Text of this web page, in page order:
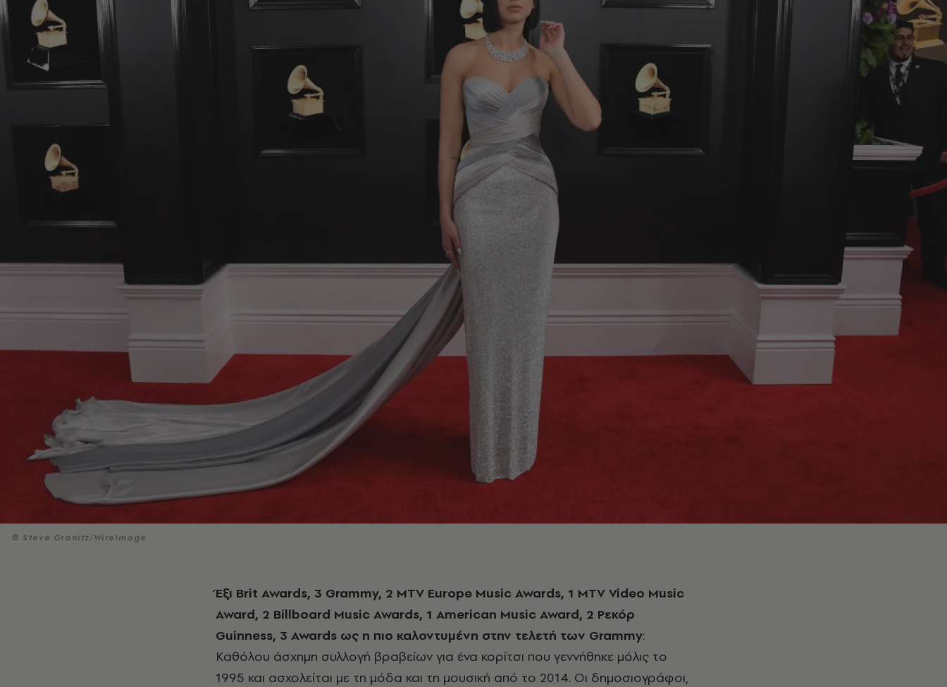
© Steve Granitz/WireImage
Έξι Brit Awards, 3 Grammy, 2 MTV Europe Music Awards, 1 MTV Video Music
Award, 2 Billboard Music Awards, 1 American Music Award, 2 Ρεκόρ
Guinness, 3 Awards ως η πιο καλοντυμένη στην τελετή των Grammy:
Καθόλου άσχημη συλλογή βραβείων για ένα κορίτσι που γεννήθηκε μόλις το
1995 και ασχολείται με τη μόδα και τη μουσική από το 2014. Οι δημοσιογράφοι,